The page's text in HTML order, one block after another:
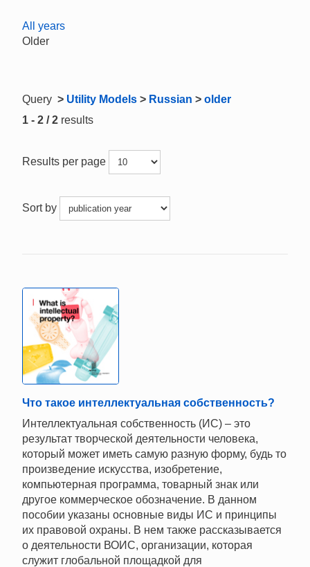
All years
Older
Query > Utility Models > Russian > older
1 - 2 / 2 results
Results per page
Sort by
Что такое интеллектуальная собственность?
Интеллектуальная собственность (ИС) – это
результат творческой деятельности человека,
который может иметь самую разную форму, будь то
произведение искусства, изобретение,
компьютерная программа, товарный знак или
другое коммерческое обозначение. В данном
пособии указаны основные виды ИС и принципы
их правовой охраны. В нем также рассказывается
о деятельности ВОИС, организации, которая
служит глобальной площадкой для